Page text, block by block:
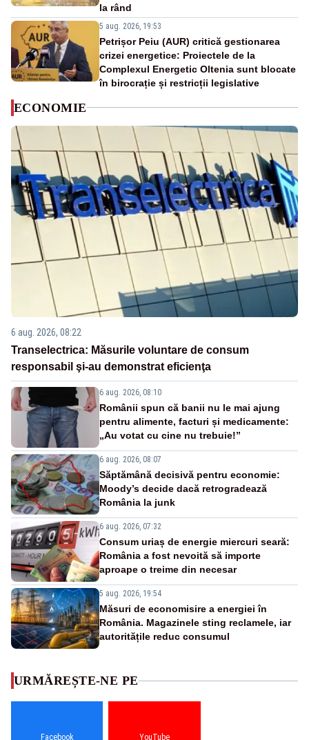
la rând
5 aug. 2026, 19:53
Petrișor Peiu (AUR) critică gestionarea
crizei energetice: Proiectele de la
Complexul Energetic Oltenia sunt blocate
în birocrație și restricții legislative
ECONOMIE
6 aug. 2026, 08:22
Transelectrica: Măsurile voluntare de consum
responsabil şi-au demonstrat eficienţa
6 aug. 2026, 08:10
Românii spun că banii nu le mai ajung
pentru alimente, facturi și medicamente:
„Au votat cu cine nu trebuie!”
6 aug. 2026, 08:07
Săptămână decisivă pentru economie:
Moody’s decide dacă retrogradează
România la junk
6 aug. 2026, 07:32
Consum uriaș de energie miercuri seară:
România a fost nevoită să importe
aproape o treime din necesar
5 aug. 2026, 19:54
Măsuri de economisire a energiei în
România. Magazinele sting reclamele, iar
autoritățile reduc consumul
URMĂREȘTE-NE PE
Facebook YouTube